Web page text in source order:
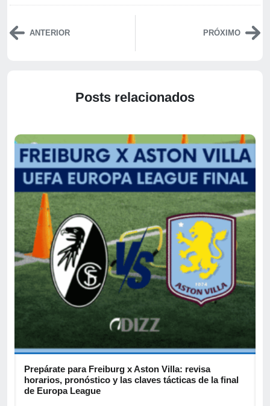
ANTERIOR PRÓXIMO
Posts relacionados
Prepárate para Freiburg x Aston Villa: revisa
horarios, pronóstico y las claves tácticas de la final
de Europa League